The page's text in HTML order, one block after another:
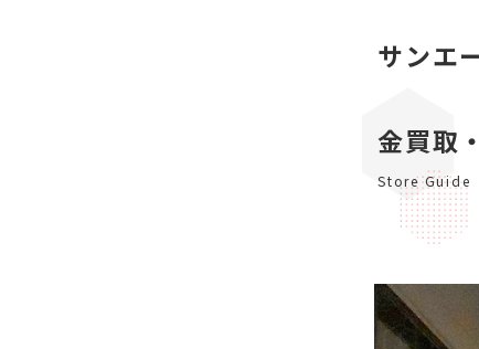
サンエ
金買取
Store Guide